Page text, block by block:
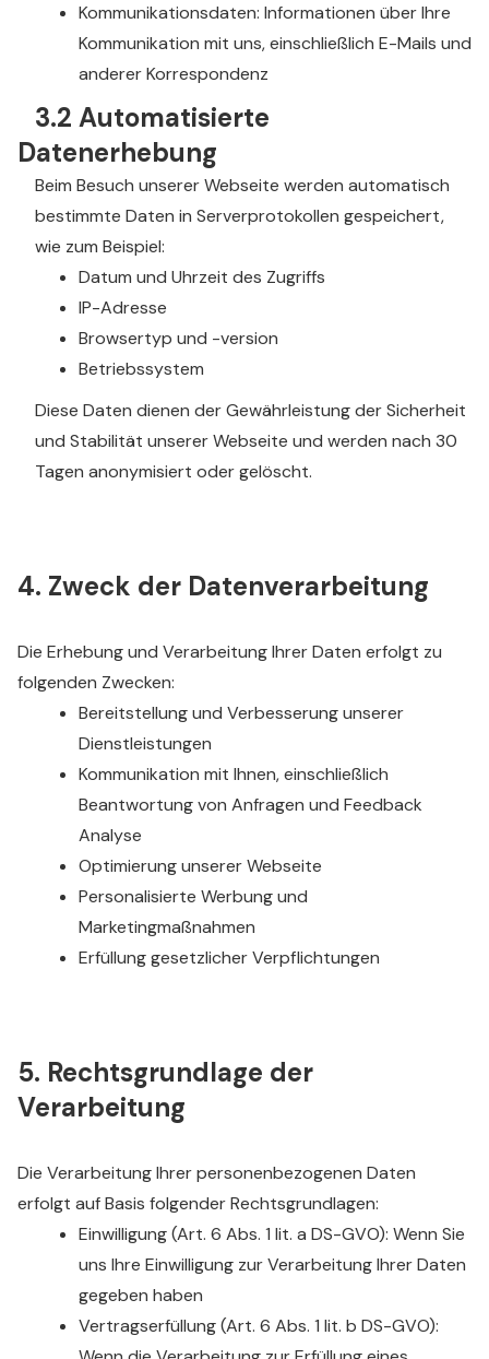
Kommunikationsdaten: Informationen über Ihre
Kommunikation mit uns, einschließlich E-Mails und
anderer Korrespondenz
3.2 Automatisierte
Datenerhebung
Beim Besuch unserer Webseite werden automatisch
bestimmte Daten in Serverprotokollen gespeichert,
wie zum Beispiel:
Datum und Uhrzeit des Zugriffs
IP-Adresse
Browsertyp und -version
Betriebssystem
Diese Daten dienen der Gewährleistung der Sicherheit
und Stabilität unserer Webseite und werden nach 30
Tagen anonymisiert oder gelöscht.
4. Zweck der Datenverarbeitung
Die Erhebung und Verarbeitung Ihrer Daten erfolgt zu
folgenden Zwecken:
Bereitstellung und Verbesserung unserer
Dienstleistungen
Kommunikation mit Ihnen, einschließlich
Beantwortung von Anfragen und Feedback
Analyse
Optimierung unserer Webseite
Personalisierte Werbung und
Marketingmaßnahmen
Erfüllung gesetzlicher Verpflichtungen
5. Rechtsgrundlage der
Verarbeitung
Die Verarbeitung Ihrer personenbezogenen Daten
erfolgt auf Basis folgender Rechtsgrundlagen:
Einwilligung (Art. 6 Abs. 1 lit. a DS-GVO): Wenn Sie
uns Ihre Einwilligung zur Verarbeitung Ihrer Daten
gegeben haben
Vertragserfüllung (Art. 6 Abs. 1 lit. b DS-GVO):